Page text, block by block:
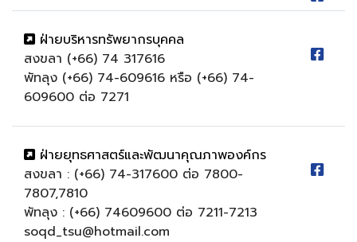
ฝ่ายบริหารทรัพยากรบุคคล
สงขลา (+66) 74 317616
พัทลุง (+66) 74-609616 หรือ (+66) 74-
609600 ต่อ 7271
ฝ่ายยุทธศาสตร์และพัฒนาคุณภาพองค์กร
สงขลา : (+66) 74-317600 ต่อ 7800-
7807,7810
พัทลุง : (+66) 74609600 ต่อ 7211-7213
soqd_tsu@hotmail.com